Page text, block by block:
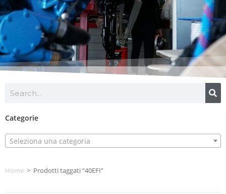
Categorie
Seleziona una categoria
Home > Prodotti taggati “40EFI”